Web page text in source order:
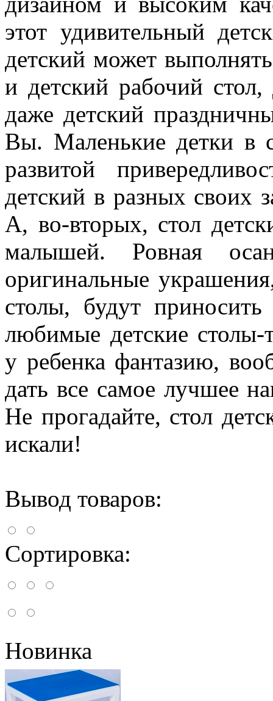
этот удивительный
детский может
и детский рабочий
даже детский
Вы. Маленькие детки в
развитой
детский в разных своих
А, во-вторых, стол
малышей. Ровная
оригинальные
столы, будут
любимые детские столы-
у ребенка фантазию,
дать все самое лучшее
Не прогадайте, стол
искали!
Вывод товаров:
Сортировка:
Новинка